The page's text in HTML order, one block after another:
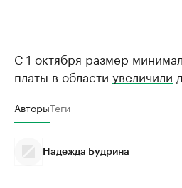
С 1 октября размер
платы в области увеличили
АвторыТеги
Надежда Будрина